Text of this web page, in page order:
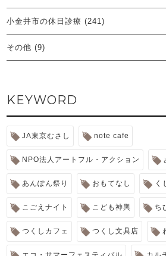
小金井市の休日診療 (241)
その他 (9)
KEYWORD
JA東京むさし note cafe
NPO法人アートフル・アクション
あんぽん祭り おもてなし く
こごえナイト こども神輿 ち
つくしカフェ つくし文具店